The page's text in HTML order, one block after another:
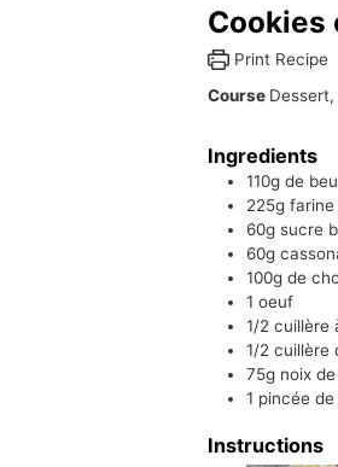
Cookies
Print Recipe
Course
Ingredients
110g de
225g farine
60g sucre
60g
100g de
1 oeuf
1/2 cuillère
1/2 cuillère
75g noix
1 pincée de
Instructions